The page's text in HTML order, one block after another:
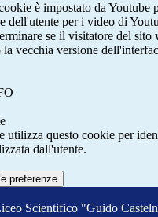
è impostato da Youtube
dell'utente per i video di
se il visitatore del sito
vecchia versione
utilizza questo cookie per
dall'utente.
preferenze
Scientifico "Guido